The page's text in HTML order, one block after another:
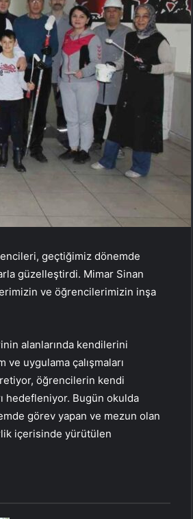
geçtiğimiz dönemde
güzelleştirdi. Mimar Sinan
ve öğrencilerimizin inşa
alanlarında kendilerini
uygulama çalışmaları
öğrencilerin kendi
hedefleniyor. Bugün okulda
görev yapan ve mezun olan
içerisinde yürütülen